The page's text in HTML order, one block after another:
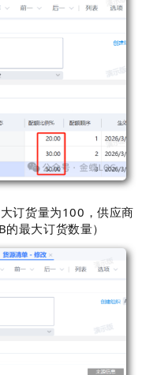
订货量为100，供应商
最大订货数量）